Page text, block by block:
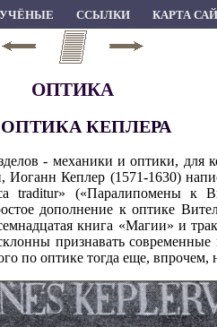
УЧЁНЫЕ ССЫЛКИ КАРТА
ОПТИКА
ОПТИКА КЕПЛЕРА
- механики и оптики,
Кеплер (1571-1630)
traditur» («Паралипомены к
дополнение к оптике
книга «Магии» и
признавать
по оптике тогда еще,